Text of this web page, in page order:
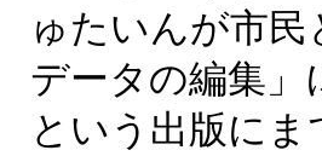
ゅたいんが市
データの編集」
という出版に